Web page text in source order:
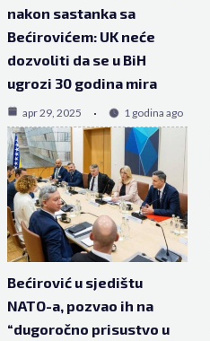
nakon sastanka sa
Bećirovićem: UK neće
dozvoliti da se u BiH
ugrozi 30 godina mira
apr 29, 2025 1 godina ago
Bećirović u sjedištu
NATO-a, pozvao ih na
“dugoročno prisustvo u